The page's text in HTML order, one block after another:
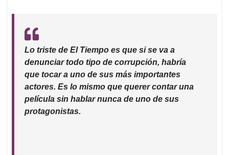
Lo triste de El Tiempo es que si se va a
denunciar todo tipo de corrupción, habría
que tocar a uno de sus más importantes
actores. Es lo mismo que querer contar una
película sin hablar nunca de uno de sus
protagonistas.